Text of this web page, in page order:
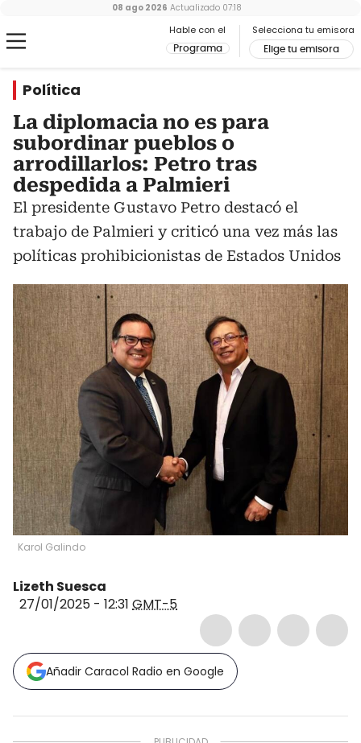
Hable con el
Programa
Selecciona tu emisora
Elige tu emisora
08 ago 2026 Actualizado 07:18
Política
La diplomacia no es para
subordinar pueblos o
arrodillarlos: Petro tras
despedida a Palmieri
El presidente Gustavo Petro destacó el
trabajo de Palmieri y criticó una vez más las
políticas prohibicionistas de Estados Unidos
Karol Galindo
Lizeth Suesca
27/01/2025 - 12:31 GMT-5
Añadir Caracol Radio en Google